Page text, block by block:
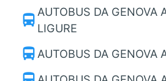
directions_bus AUTOBUS DA GENOVA
LIGURE
directions_bus AUTOBUS DA GENOVA